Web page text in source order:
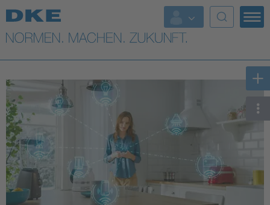
Top-Themen
VDE Fokusthemen
Digital Security
Industry